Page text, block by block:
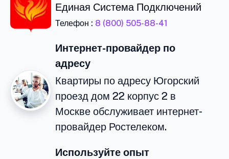
Единая Система Подключений
Телефон : 8 (800) 505-88-41
Интернет-провайдер по
адресу
Квартиры по адресу Югорский
проезд дом 22 корпус 2 в
Москве обслуживает интернет-
провайдер Ростелеком.
Используйте опыт